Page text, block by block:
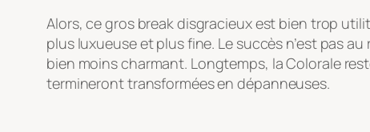
Alors, ce gros break disgracieux est bien trop
plus luxueuse et plus fine. Le succès n’est pas
bien moins charmant. Longtemps, la Colorale
termineront transformées en dépanneuses.